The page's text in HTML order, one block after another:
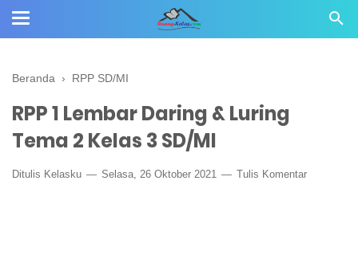
Beranda › RPP SD/MI
RPP 1 Lembar Daring & Luring
Tema 2 Kelas 3 SD/MI
Ditulis Kelasku Selasa, 26 Oktober 2021 Tulis Komentar